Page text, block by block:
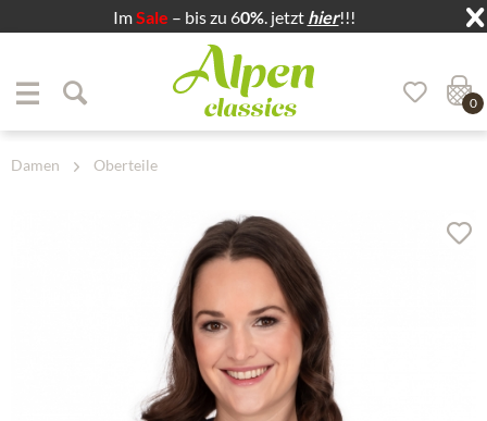
ImSale – bis zu 60%. jetzt hier!!!
Zum Hauptbereich springen
0
Damen Oberteile